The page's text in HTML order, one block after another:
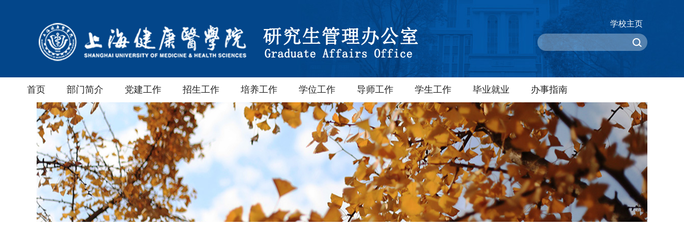
学校主页
首页 部门简介 党建工作 招生工作 培养工作 学位工作 导师工作 学生工作 毕业就业 办事指南